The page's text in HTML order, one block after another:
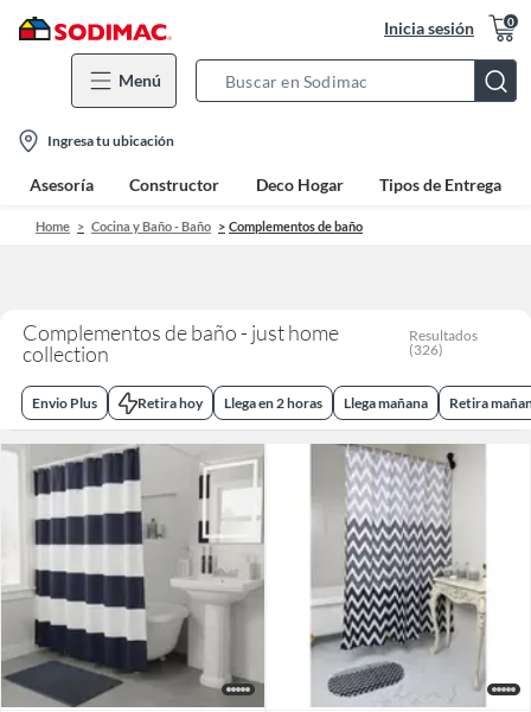
Inicia sesión 0
Menú
Bar
location-
icon
Ingresa tu ubicación
Asesoría Constructor Deco Hogar Tipos de Entrega
Home Cocina y Baño - Baño Complementos de baño
Complementos de baño - just home
collection
Resultados
(326)
Envio Plus Retira hoy Llega en 2 horas Llega mañana Retira